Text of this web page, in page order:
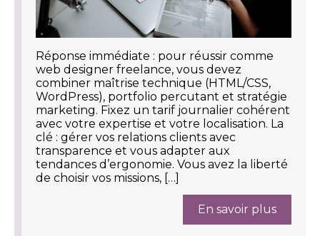
Réponse immédiate : pour réussir comme
web designer freelance, vous devez
combiner maîtrise technique (HTML/CSS,
WordPress), portfolio percutant et stratégie
marketing. Fixez un tarif journalier cohérent
avec votre expertise et votre localisation. La
clé : gérer vos relations clients avec
transparence et vous adapter aux
tendances d’ergonomie. Vous avez la liberté
de choisir vos missions, […]
En savoir plus